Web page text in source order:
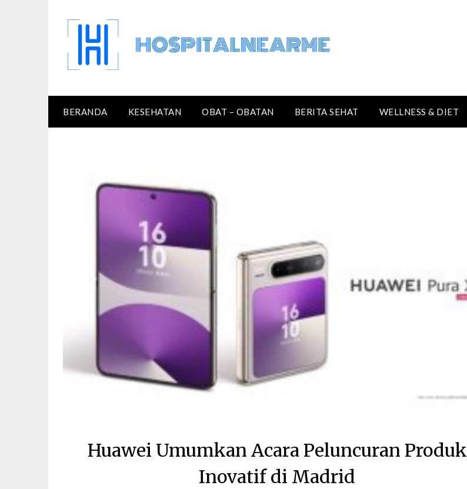
BERANDA KESEHATAN OBAT – OBATAN BERITA SEHAT WELLNESS & DIET
Huawei Umumkan Acara Peluncuran Produk
Inovatif di Madrid